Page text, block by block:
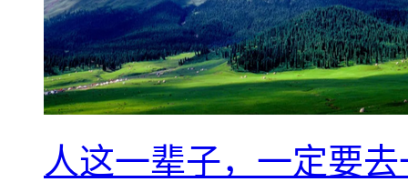
人这一辈子，一定要